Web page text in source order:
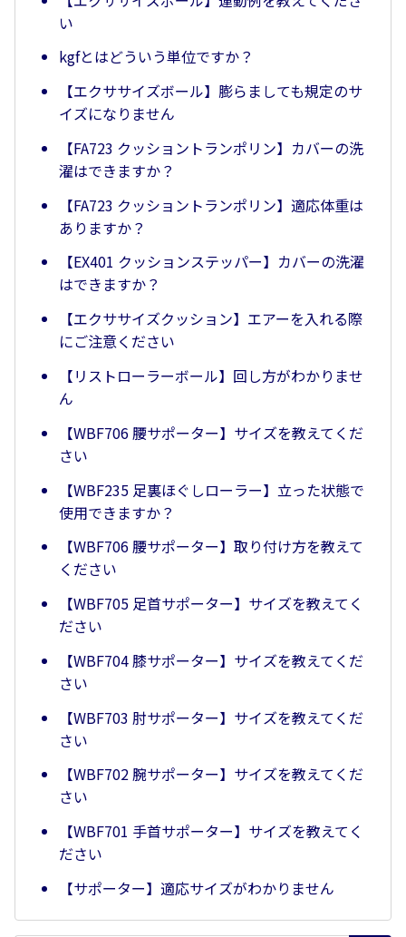
い
kgfとはどういう単位ですか？
【エクササイズボール】膨らましても規定のサ
イズになりません
【FA723 クッショントランポリン】カバーの洗
濯はできますか？
【FA723 クッショントランポリン】適応体重は
ありますか？
【EX401 クッションステッパー】カバーの洗濯
はできますか？
【エクササイズクッション】エアーを入れる際
にご注意ください
【リストローラーボール】回し方がわかりませ
ん
【WBF706 腰サポーター】サイズを教えてくだ
さい
【WBF235 足裏ほぐしローラー】立った状態で
使用できますか？
【WBF706 腰サポーター】取り付け方を教えて
ください
【WBF705 足首サポーター】サイズを教えてく
ださい
【WBF704 膝サポーター】サイズを教えてくだ
さい
【WBF703 肘サポーター】サイズを教えてくだ
さい
【WBF702 腕サポーター】サイズを教えてくだ
さい
【WBF701 手首サポーター】サイズを教えてく
ださい
【サポーター】適応サイズがわかりません